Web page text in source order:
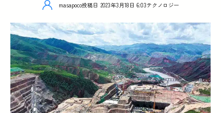
masapoco投稿日 2023年3月18日 6:03テクノロジー